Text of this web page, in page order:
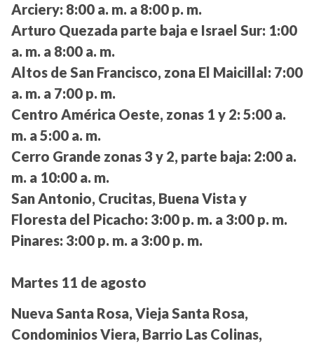
Arciery: 8:00 a. m. a 8:00 p. m.
Arturo Quezada parte baja e Israel Sur: 1:00
a. m. a 8:00 a. m.
Altos de San Francisco, zona El Maicillal: 7:00
a. m. a 7:00 p. m.
Centro América Oeste, zonas 1 y 2: 5:00 a.
m. a 5:00 a. m.
Cerro Grande zonas 3 y 2, parte baja: 2:00 a.
m. a 10:00 a. m.
San Antonio, Crucitas, Buena Vista y
Floresta del Picacho: 3:00 p. m. a 3:00 p. m.
Pinares: 3:00 p. m. a 3:00 p. m.
Martes 11 de agosto
Nueva Santa Rosa, Vieja Santa Rosa,
Condominios Viera, Barrio Las Colinas,